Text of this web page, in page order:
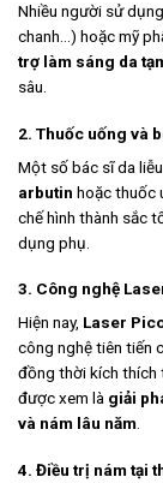
Nhiều người sử
chanh…) hoặc mỹ
trợ làm sáng da
sâu.
2. Thuốc uống và
Một số bác sĩ da
arbutin hoặc thuốc
chế hình thành sắc
dụng phụ.
3. Công nghệ
Hiện nay, Laser
công nghệ tiên tiến
đồng thời kích thích
được xem là giải
và nám lâu năm
4. Điều trị nám tại